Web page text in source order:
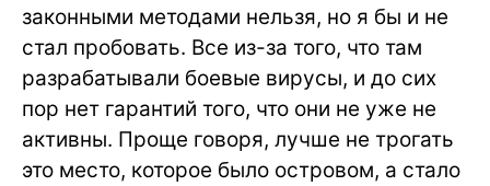
законными методами нельзя, но я бы и не
стал пробовать. Все из-за того, что там
разрабатывали боевые вирусы, и до сих
пор нет гарантий того, что они не уже не
активны. Проще говоря, лучше не трогать
это место, которое было островом, а стало